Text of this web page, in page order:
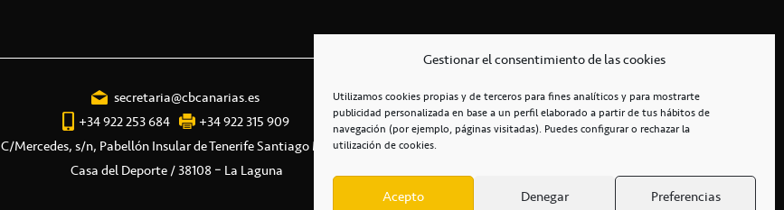
Gestionar el consentimiento de las cookies
Utilizamos cookies propias y de terceros para fines analíticos y para mostrarte
publicidad personalizada en base a un perfil elaborado a partir de tus hábitos de
navegación (por ejemplo, páginas visitadas). Puedes configurar o rechazar la
utilización de cookies.
Acepto Denegar Preferencias
secretaria@cbcanarias.es
+34 922 253 684
+34 922 315 909
C/Mercedes, s/n, Pabellón Insular de Tenerife Santiago Martín
Casa del Deporte / 38108 – La Laguna